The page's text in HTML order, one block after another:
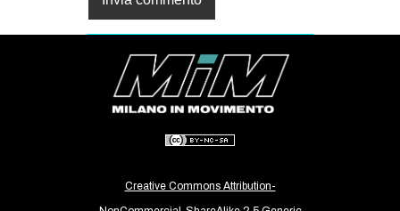
Creative Commons Attribution-